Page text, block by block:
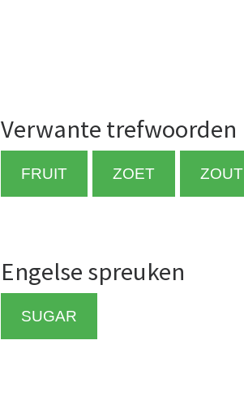
Verwante trefwoorden
FRUIT ZOET ZOUT
Engelse spreuken
SUGAR